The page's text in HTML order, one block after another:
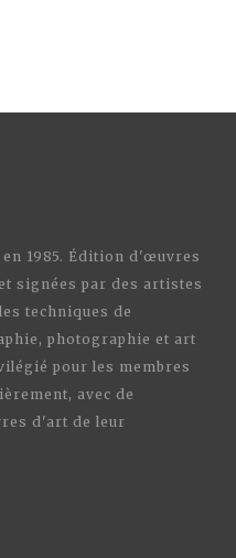
1985. Édition d'œuvres
signées par des artistes
techniques de
photographie et art
pour les membres
avec de
d'art de leur